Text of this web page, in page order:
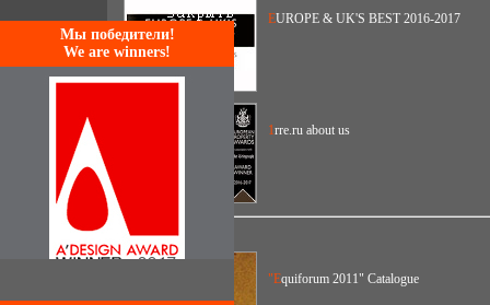
Mы победители!
We are winners!
EUROPE & UK'S BEST 2016-2017
1rre.ru about us
"Equiforum 2011" Catalogue